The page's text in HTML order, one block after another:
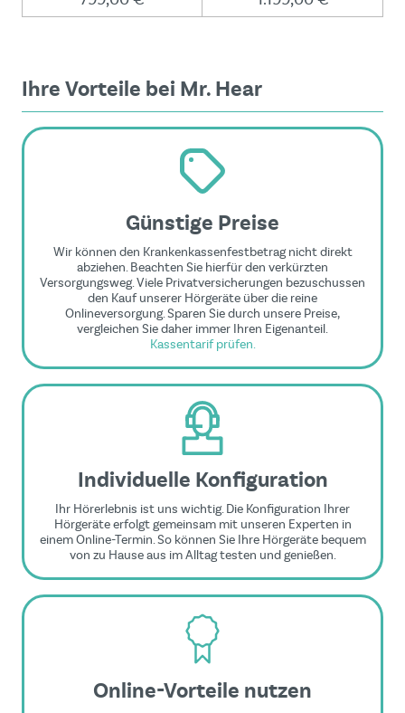
Ihre Vorteile bei Mr. Hear
Günstige Preise
Wir können den Krankenkassenfestbetrag nicht direkt
abziehen. Beachten Sie hierfür den verkürzten
Versorgungsweg. Viele Privatversicherungen bezuschussen
den Kauf unserer Hörgeräte über die reine
Onlineversorgung. Sparen Sie durch unsere Preise,
vergleichen Sie daher immer Ihren Eigenanteil.
Kassentarif prüfen.
Individuelle Konfiguration
Ihr Hörerlebnis ist uns wichtig. Die Konfiguration Ihrer
Hörgeräte erfolgt gemeinsam mit unseren Experten in
einem Online-Termin. So können Sie Ihre Hörgeräte bequem
von zu Hause aus im Alltag testen und genießen.
Online-Vorteile nutzen